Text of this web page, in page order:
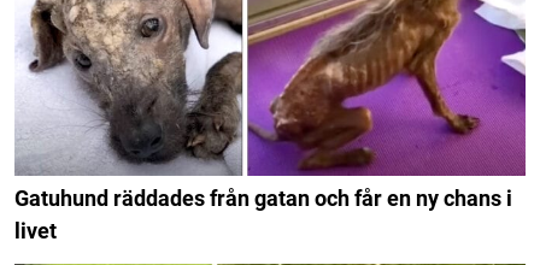
Gatuhund räddades från gatan och får en ny chans i
livet